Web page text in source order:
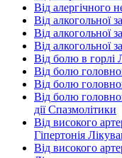
Від алергічного
Від алкогольної
Від алкогольної
Від алкогольної
Від болю в горлі
Від болю
Від болю
Від болю
дії Спазмолітики
Від високого
Гіпертонія
Від високого